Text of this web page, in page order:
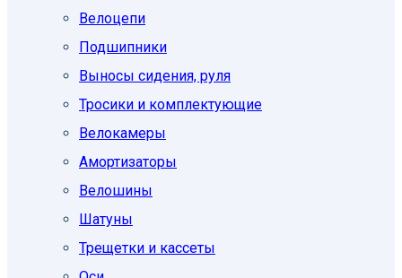
Велоцепи
Подшипники
Выносы сидения, руля
Тросики и комплектующие
Велокамеры
Амортизаторы
Велошины
Шатуны
Трещетки и кассеты